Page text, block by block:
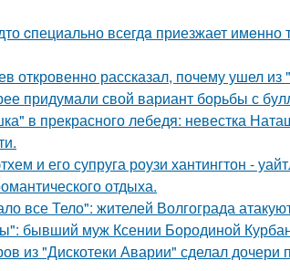
cпециально всегдa приезжает
откровенно рассказал, почему ушел
придумали свой вариант борьбы с
в прекрасного лебедя: невестка
и его супруга роузи хантингтон -
отдыха.
все Тело": жителей Волгограда
бывший муж Ксении Бородиной
из "Дискотеки Аварии" сделал дочери